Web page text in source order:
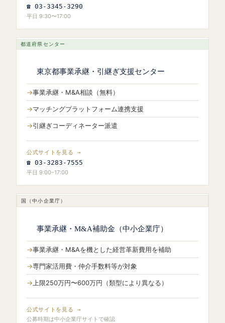
☎ 03-3345-3290
平日 9:30〜17:00
都道府県センター
東京都事業承継・引継ぎ支援センター
事業承継・M&A相談（無料）
マッチングプラットフォーム連携支援
引継ぎコーディネーター派遣
公式サイトを見る →
☎ 03-3283-7555
平日 9:00–17:00
国（中小企業庁）
事業承継・M&A補助金（中小企業庁）
事業承継・M&Aを機とした経営革新費用を補助
専門家活用費・仲介手数料等が対象
上限250万円〜600万円（類型により異なる）
公式サイトを見る →
公募時期は中小企業庁サイトで確認